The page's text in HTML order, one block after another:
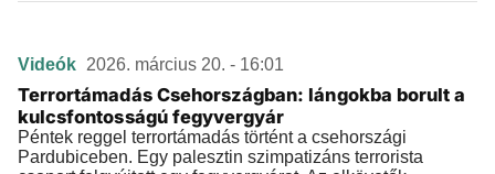
Videók 2026. március 20. - 16:01
Terrortámadás Csehországban: lángokba borult a
kulcsfontosságú fegyvergyár
Péntek reggel terrortámadás történt a csehországi
Pardubiceben. Egy palesztin szimpatizáns terrorista